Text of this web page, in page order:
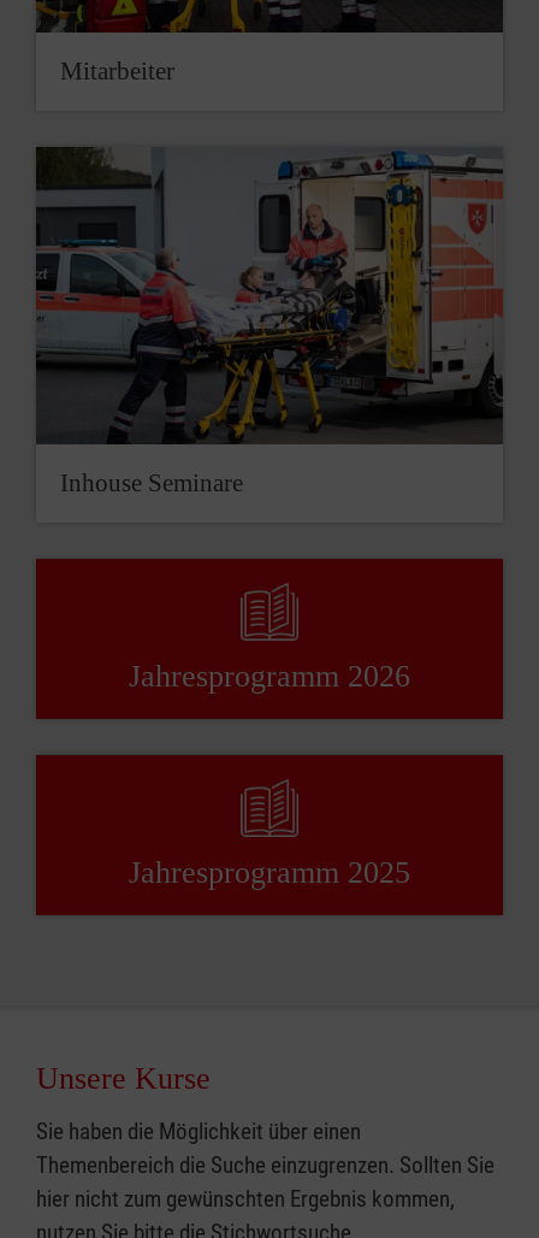
Mitarbeiter
Inhouse Seminare
Jahresprogramm 2026
Jahresprogramm 2025
Unsere Kurse
Sie haben die Möglichkeit über einen
Themenbereich die Suche einzugrenzen. Sollten Sie
hier nicht zum gewünschten Ergebnis kommen,